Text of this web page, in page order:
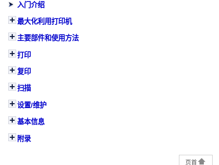
入门介绍
最大化利用打印机
主要部件和使用方法
打印
复印
扫描
设置/维护
基本信息
附录
页首